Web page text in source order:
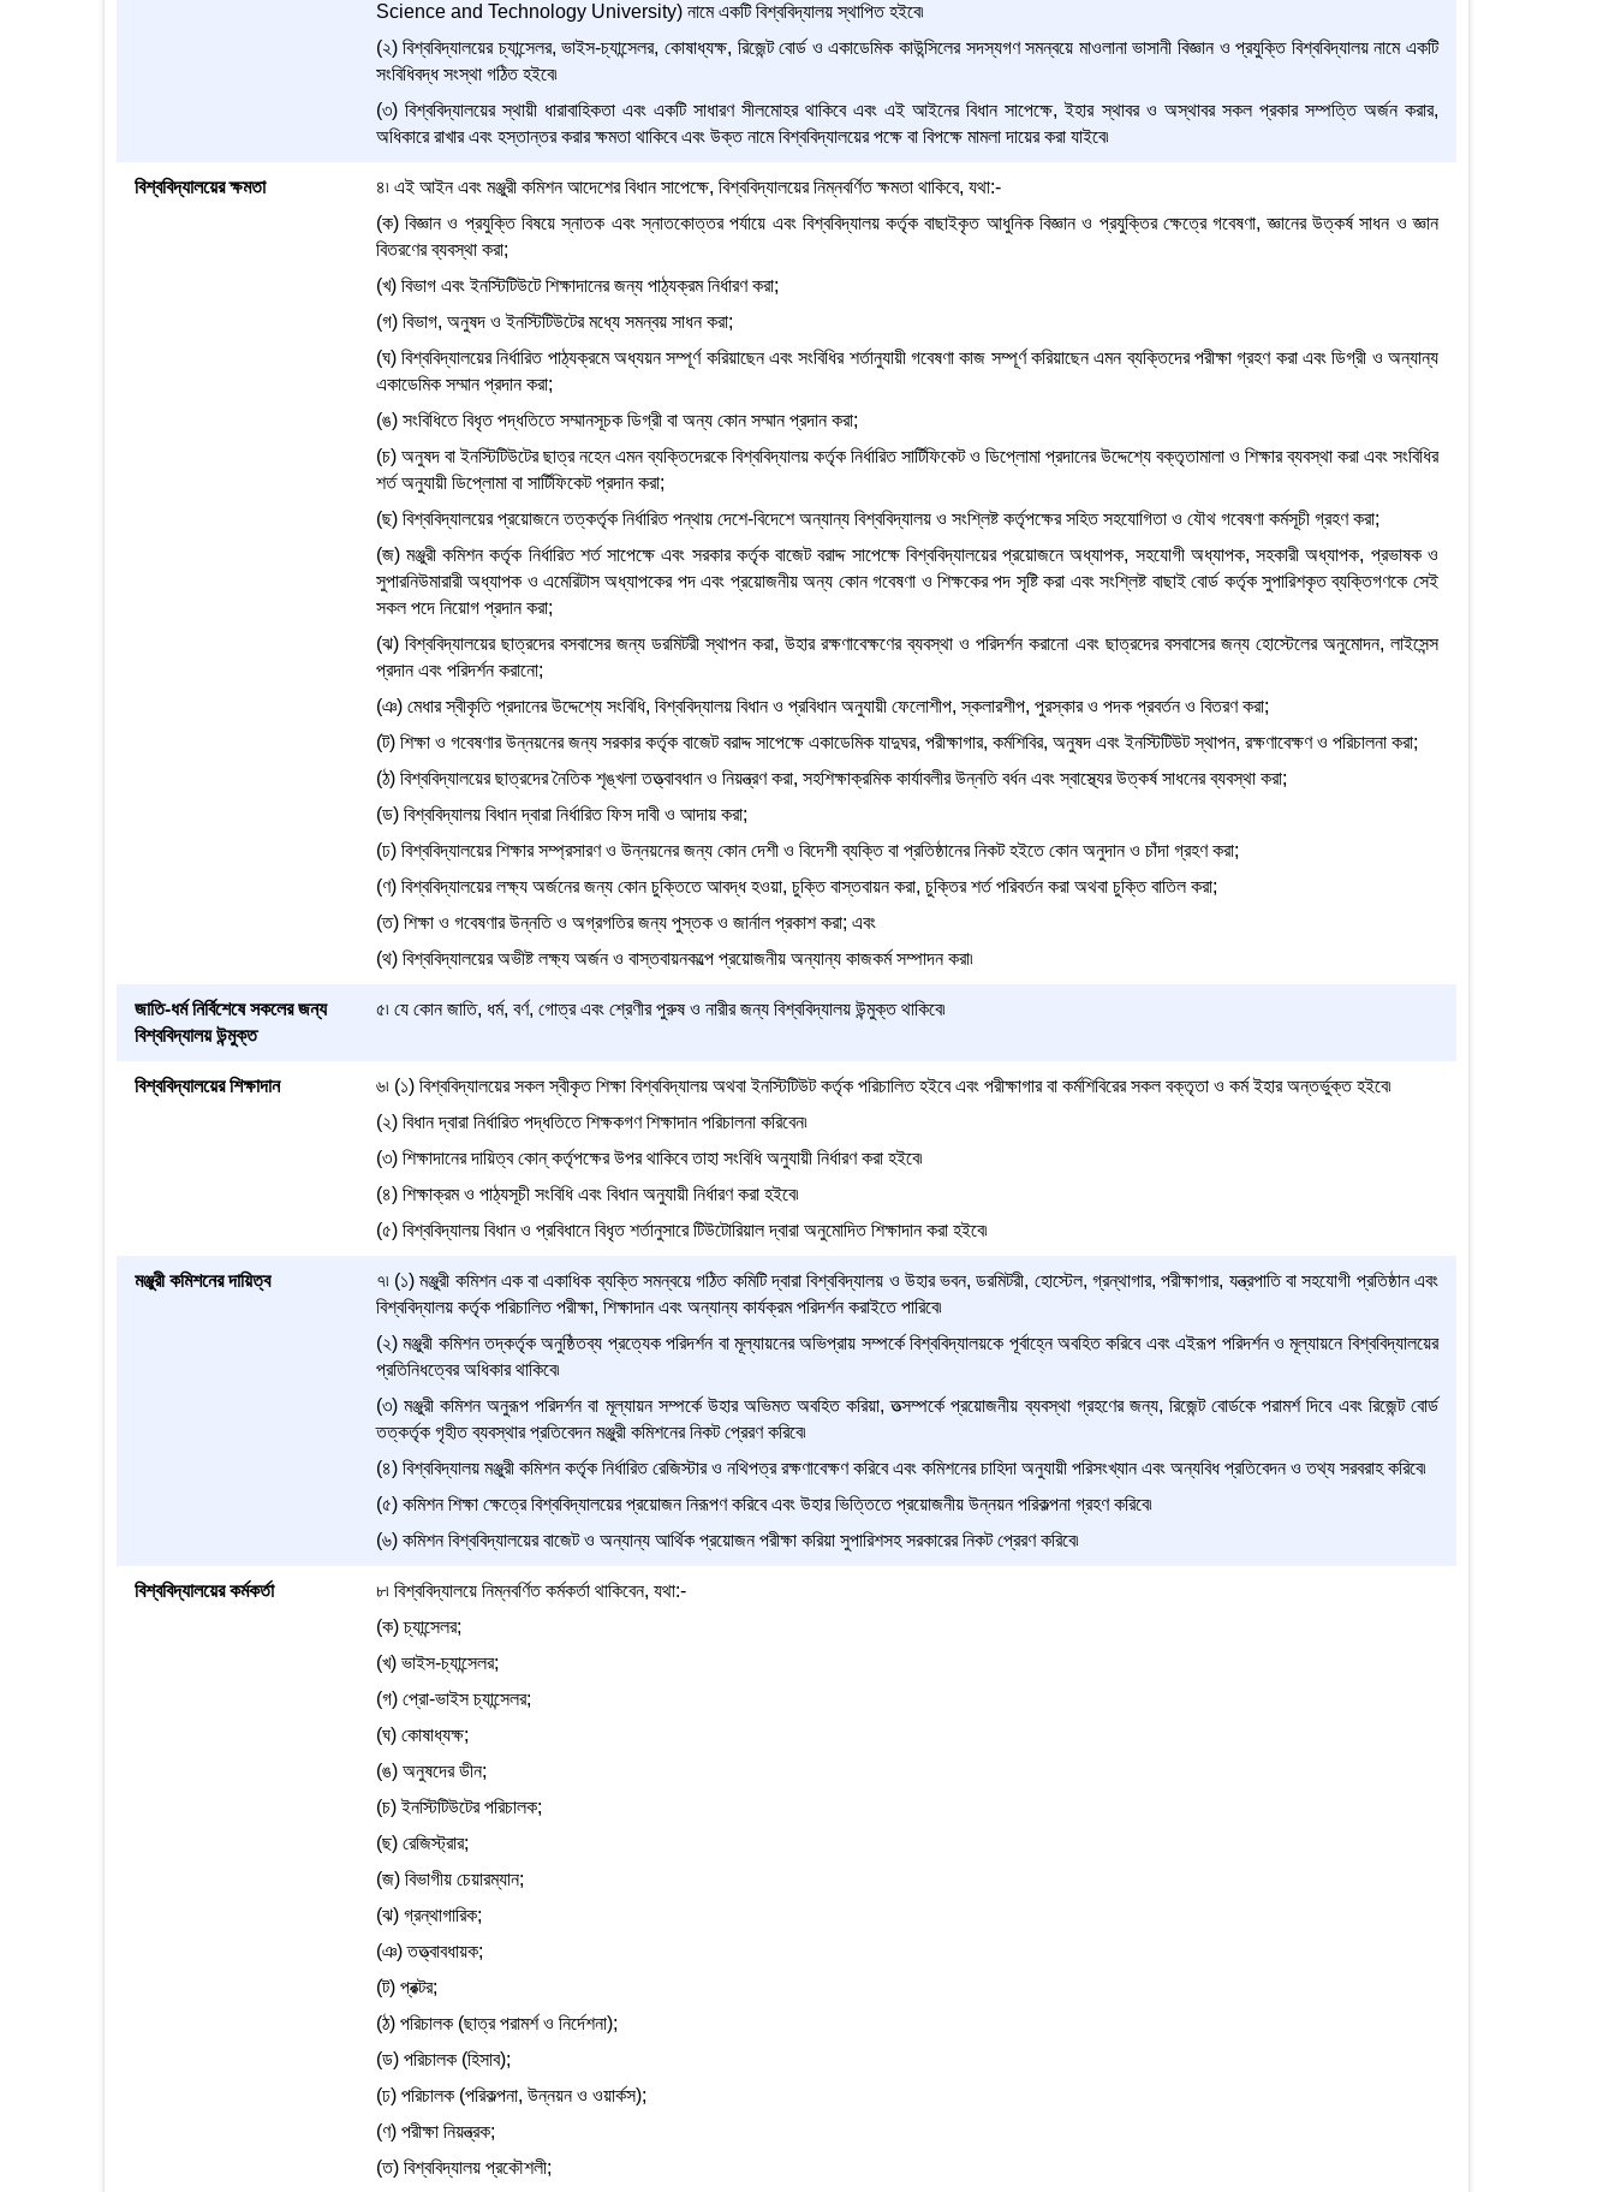
Science and Technology University) নামে একটি বিশ্ববিদ্যালয় স্থাপিত হইবে৷
(২) বিশ্ববিদ্যালয়ের চ্যান্সেলর, ভাইস-চ্যান্সেলর, কোষাধ্যক্ষ, রিজেন্ট বোর্ড ও একাডেমিক কাউন্সিলের সদস্যগণ সমন্বয়ে মাওলানা ভাসানী বিজ্ঞান ও প্রযুক্তি বিশ্ববিদ্যালয় নামে একটি
সংবিধিবদ্ধ সংস্থা গঠিত হইবে৷
(৩) বিশ্ববিদ্যালয়ের স্থায়ী ধারাবাহিকতা এবং একটি সাধারণ সীলমোহর থাকিবে এবং এই আইনের বিধান সাপেক্ষে, ইহার স্থাবর ও অস্থাবর সকল প্রকার সম্পত্তি অর্জন করার,
অধিকারে রাখার এবং হস্তান্তর করার ক্ষমতা থাকিবে এবং উক্ত নামে বিশ্ববিদ্যালয়ের পক্ষে বা বিপক্ষে মামলা দায়ের করা যাইবে৷
বিশ্ববিদ্যালয়ের ক্ষমতা
৪৷ এই আইন এবং মঞ্জুরী কমিশন আদেশের বিধান সাপেক্ষে, বিশ্ববিদ্যালয়ের নিম্নবর্ণিত ক্ষমতা থাকিবে, যথা:-
(ক) বিজ্ঞান ও প্রযুক্তি বিষয়ে স্নাতক এবং স্নাতকোত্তর পর্যায়ে এবং বিশ্ববিদ্যালয় কর্তৃক বাছাইকৃত আধুনিক বিজ্ঞান ও প্রযুক্তির ক্ষেত্রে গবেষণা, জ্ঞানের উত্কর্ষ সাধন ও জ্ঞান
বিতরণের ব্যবস্থা করা;
(খ) বিভাগ এবং ইনস্টিটিউটে শিক্ষাদানের জন্য পাঠ্যক্রম নির্ধারণ করা;
(গ) বিভাগ, অনুষদ ও ইনস্টিটিউটের মধ্যে সমন্বয় সাধন করা;
(ঘ) বিশ্ববিদ্যালয়ের নির্ধারিত পাঠ্যক্রমে অধ্যয়ন সম্পূর্ণ করিয়াছেন এবং সংবিধির শর্তানুযায়ী গবেষণা কাজ সম্পূর্ণ করিয়াছেন এমন ব্যক্তিদের পরীক্ষা গ্রহণ করা এবং ডিগ্রী ও অন্যান্য
একাডেমিক সম্মান প্রদান করা;
(ঙ) সংবিধিতে বিধৃত পদ্ধতিতে সম্মানসূচক ডিগ্রী বা অন্য কোন সম্মান প্রদান করা;
(চ) অনুষদ বা ইনস্টিটিউটের ছাত্র নহেন এমন ব্যক্তিদেরকে বিশ্ববিদ্যালয় কর্তৃক নির্ধারিত সার্টিফিকেট ও ডিপ্লোমা প্রদানের উদ্দেশ্যে বক্তৃতামালা ও শিক্ষার ব্যবস্থা করা এবং সংবিধির
শর্ত অনুযায়ী ডিপ্লোমা বা সার্টিফিকেট প্রদান করা;
(ছ) বিশ্ববিদ্যালয়ের প্রয়োজনে তত্কর্তৃক নির্ধারিত পন্থায় দেশে-বিদেশে অন্যান্য বিশ্ববিদ্যালয় ও সংশ্লিষ্ট কর্তৃপক্ষের সহিত সহযোগিতা ও যৌথ গবেষণা কর্মসূচী গ্রহণ করা;
(জ) মঞ্জুরী কমিশন কর্তৃক নির্ধারিত শর্ত সাপেক্ষে এবং সরকার কর্তৃক বাজেট বরাদ্দ সাপেক্ষে বিশ্ববিদ্যালয়ের প্রয়োজনে অধ্যাপক, সহযোগী অধ্যাপক, সহকারী অধ্যাপক, প্রভাষক ও
সুপারনিউমারারী অধ্যাপক ও এমেরিটাস অধ্যাপকের পদ এবং প্রয়োজনীয় অন্য কোন গবেষণা ও শিক্ষকের পদ সৃষ্টি করা এবং সংশ্লিষ্ট বাছাই বোর্ড কর্তৃক সুপারিশকৃত ব্যক্তিগণকে সেই
সকল পদে নিয়োগ প্রদান করা;
(ঝ) বিশ্ববিদ্যালয়ের ছাত্রদের বসবাসের জন্য ডরমিটরী স্থাপন করা, উহার রক্ষণাবেক্ষণের ব্যবস্থা ও পরিদর্শন করানো এবং ছাত্রদের বসবাসের জন্য হোস্টেলের অনুমোদন, লাইসেন্স
প্রদান এবং পরিদর্শন করানো;
(ঞ) মেধার স্বীকৃতি প্রদানের উদ্দেশ্যে সংবিধি, বিশ্ববিদ্যালয় বিধান ও প্রবিধান অনুযায়ী ফেলোশীপ, স্কলারশীপ, পুরস্কার ও পদক প্রবর্তন ও বিতরণ করা;
(ট) শিক্ষা ও গবেষণার উন্নয়নের জন্য সরকার কর্তৃক বাজেট বরাদ্দ সাপেক্ষে একাডেমিক যাদুঘর, পরীক্ষাগার, কর্মশিবির, অনুষদ এবং ইনস্টিটিউট স্থাপন, রক্ষণাবেক্ষণ ও পরিচালনা করা;
(ঠ) বিশ্ববিদ্যালয়ের ছাত্রদের নৈতিক শৃঙ্খলা তত্ত্বাবধান ও নিয়ন্ত্রণ করা, সহশিক্ষাক্রমিক কার্যাবলীর উন্নতি বর্ধন এবং স্বাস্থ্যের উত্কর্ষ সাধনের ব্যবস্থা করা;
(ড) বিশ্ববিদ্যালয় বিধান দ্বারা নির্ধারিত ফিস দাবী ও আদায় করা;
(ঢ) বিশ্ববিদ্যালয়ের শিক্ষার সম্প্রসারণ ও উন্নয়নের জন্য কোন দেশী ও বিদেশী ব্যক্তি বা প্রতিষ্ঠানের নিকট হইতে কোন অনুদান ও চাঁদা গ্রহণ করা;
(ণ) বিশ্ববিদ্যালয়ের লক্ষ্য অর্জনের জন্য কোন চুক্তিতে আবদ্ধ হওয়া, চুক্তি বাস্তবায়ন করা, চুক্তির শর্ত পরিবর্তন করা অথবা চুক্তি বাতিল করা;
(ত) শিক্ষা ও গবেষণার উন্নতি ও অগ্রগতির জন্য পুস্তক ও জার্নাল প্রকাশ করা; এবং
(থ) বিশ্ববিদ্যালয়ের অভীষ্ট লক্ষ্য অর্জন ও বাস্তবায়নকল্পে প্রয়োজনীয় অন্যান্য কাজকর্ম সম্পাদন করা৷
জাতি-ধর্ম নির্বিশেষে সকলের জন্য
বিশ্ববিদ্যালয় উন্মুক্ত
৫৷ যে কোন জাতি, ধর্ম, বর্ণ, গোত্র এবং শ্রেণীর পুরুষ ও নারীর জন্য বিশ্ববিদ্যালয় উন্মুক্ত থাকিবে৷
বিশ্ববিদ্যালয়ের শিক্ষাদান
৬৷ (১) বিশ্ববিদ্যালয়ের সকল স্বীকৃত শিক্ষা বিশ্ববিদ্যালয় অথবা ইনস্টিটিউট কর্তৃক পরিচালিত হইবে এবং পরীক্ষাগার বা কর্মশিবিরের সকল বক্তৃতা ও কর্ম ইহার অন্তর্ভুক্ত হইবে৷
(২) বিধান দ্বারা নির্ধারিত পদ্ধতিতে শিক্ষকগণ শিক্ষাদান পরিচালনা করিবেন৷
(৩) শিক্ষাদানের দায়িত্ব কোন্‌ কর্তৃপক্ষের উপর থাকিবে তাহা সংবিধি অনুযায়ী নির্ধারণ করা হইবে৷
(৪) শিক্ষাক্রম ও পাঠ্যসূচী সংবিধি এবং বিধান অনুযায়ী নির্ধারণ করা হইবে৷
(৫) বিশ্ববিদ্যালয় বিধান ও প্রবিধানে বিধৃত শর্তানুসারে টিউটোরিয়াল দ্বারা অনুমোদিত শিক্ষাদান করা হইবে৷
মঞ্জুরী কমিশনের দায়িত্ব
৭৷ (১) মঞ্জুরী কমিশন এক বা একাধিক ব্যক্তি সমন্বয়ে গঠিত কমিটি দ্বারা বিশ্ববিদ্যালয় ও উহার ভবন, ডরমিটরী, হোস্টেল, গ্রন্থাগার, পরীক্ষাগার, যন্ত্রপাতি বা সহযোগী প্রতিষ্ঠান এবং
বিশ্ববিদ্যালয় কর্তৃক পরিচালিত পরীক্ষা, শিক্ষাদান এবং অন্যান্য কার্যক্রম পরিদর্শন করাইতে পারিবে৷
(২) মঞ্জুরী কমিশন তদ্‌কর্তৃক অনুষ্ঠিতব্য প্রত্যেক পরিদর্শন বা মূল্যায়নের অভিপ্রায় সম্পর্কে বিশ্ববিদ্যালয়কে পূর্বাহ্নে অবহিত করিবে এবং এইরূপ পরিদর্শন ও মূল্যায়নে বিশ্ববিদ্যালয়ের
প্রতিনিধত্বের অধিকার থাকিবে৷
(৩) মঞ্জুরী কমিশন অনুরূপ পরিদর্শন বা মূল্যায়ন সম্পর্কে উহার অভিমত অবহিত করিয়া, তত্সম্পর্কে প্রয়োজনীয় ব্যবস্থা গ্রহণের জন্য, রিজেন্ট বোর্ডকে পরামর্শ দিবে এবং রিজেন্ট বোর্ড
তত্কর্তৃক গৃহীত ব্যবস্থার প্রতিবেদন মঞ্জুরী কমিশনের নিকট প্রেরণ করিবে৷
(৪) বিশ্ববিদ্যালয় মঞ্জুরী কমিশন কর্তৃক নির্ধারিত রেজিস্টার ও নথিপত্র রক্ষণাবেক্ষণ করিবে এবং কমিশনের চাহিদা অনুযায়ী পরিসংখ্যান এবং অন্যবিধ প্রতিবেদন ও তথ্য সরবরাহ করিবে৷
(৫) কমিশন শিক্ষা ক্ষেত্রে বিশ্ববিদ্যালয়ের প্রয়োজন নিরূপণ করিবে এবং উহার ভিত্তিতে প্রয়োজনীয় উন্নয়ন পরিকল্পনা গ্রহণ করিবে৷
(৬) কমিশন বিশ্ববিদ্যালয়ের বাজেট ও অন্যান্য আর্থিক প্রয়োজন পরীক্ষা করিয়া সুপারিশসহ সরকারের নিকট প্রেরণ করিবে৷
বিশ্ববিদ্যালয়ের কর্মকর্তা
৮৷ বিশ্ববিদ্যালয়ে নিম্নবর্ণিত কর্মকর্তা থাকিবেন, যথা:-
(ক) চ্যান্সেলর;
(খ) ভাইস-চ্যান্সেলর;
(গ) প্রো-ভাইস চ্যান্সেলর;
(ঘ) কোষাধ্যক্ষ;
(ঙ) অনুষদের ডীন;
(চ) ইনস্টিটিউটের পরিচালক;
(ছ) রেজিস্ট্রার;
(জ) বিভাগীয় চেয়ারম্যান;
(ঝ) গ্রন্থাগারিক;
(ঞ) তত্ত্বাবধায়ক;
(ট) প্রক্টর;
(ঠ) পরিচালক (ছাত্র পরামর্শ ও নির্দেশনা);
(ড) পরিচালক (হিসাব);
(ঢ) পরিচালক (পরিকল্পনা, উন্নয়ন ও ওয়ার্কস);
(ণ) পরীক্ষা নিয়ন্ত্রক;
(ত) বিশ্ববিদ্যালয় প্রকৌশলী;